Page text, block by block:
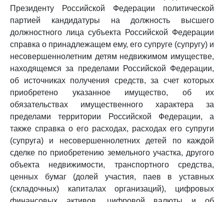
Президенту Российской Федерации политической
партией кандидатуры на должность высшего
должностного лица субъекта Российской Федерации
справка о принадлежащем ему, его супруге (супругу) и
несовершеннолетним детям недвижимом имуществе,
находящемся за пределами Российской Федерации,
об источниках получения средств, за счет которых
приобретено указанное имущество, об их
обязательствах имущественного характера за
пределами территории Российской Федерации, а
также справка о его расходах, расходах его супруги
(супруга) и несовершеннолетних детей по каждой
сделке по приобретению земельного участка, другого
объекта недвижимости, транспортного средства,
ценных бумаг (долей участия, паев в уставных
(складочных) капиталах организаций), цифровых